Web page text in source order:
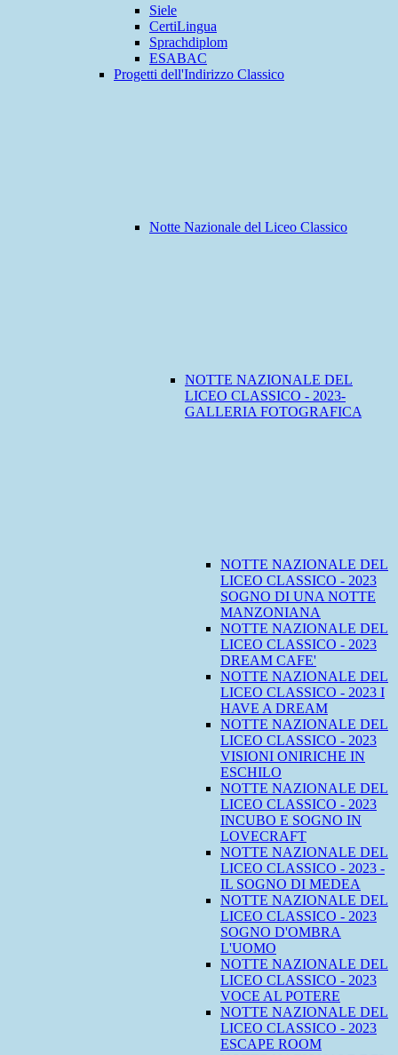
Siele
CertiLingua
Sprachdiplom
ESABAC
Progetti dell'Indirizzo Classico
Notte Nazionale del Liceo Classico
NOTTE NAZIONALE DEL
LICEO CLASSICO - 2023-
GALLERIA FOTOGRAFICA
NOTTE NAZIONALE DEL
LICEO CLASSICO - 2023
SOGNO DI UNA NOTTE
MANZONIANA
NOTTE NAZIONALE DEL
LICEO CLASSICO - 2023
DREAM CAFE'
NOTTE NAZIONALE DEL
LICEO CLASSICO - 2023 I
HAVE A DREAM
NOTTE NAZIONALE DEL
LICEO CLASSICO - 2023
VISIONI ONIRICHE IN
ESCHILO
NOTTE NAZIONALE DEL
LICEO CLASSICO - 2023
INCUBO E SOGNO IN
LOVECRAFT
NOTTE NAZIONALE DEL
LICEO CLASSICO - 2023 -
IL SOGNO DI MEDEA
NOTTE NAZIONALE DEL
LICEO CLASSICO - 2023
SOGNO D'OMBRA
L'UOMO
NOTTE NAZIONALE DEL
LICEO CLASSICO - 2023
VOCE AL POTERE
NOTTE NAZIONALE DEL
LICEO CLASSICO - 2023
ESCAPE ROOM